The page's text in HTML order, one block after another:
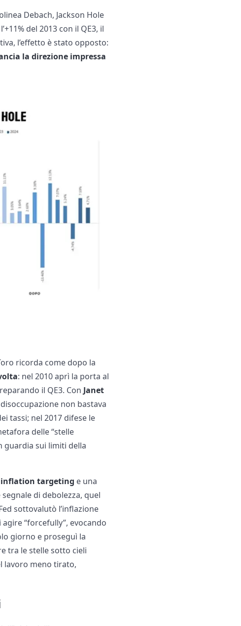
Debach, Jackson Hole
del 2013 con il QE3, il
l’effetto è stato opposto:
la direzione impressa
ricorda come dopo la
: nel 2010 aprì la porta al
il QE3. Con Janet
non bastava
tassi; nel 2017 difese le
delle “stelle
guardia sui limiti della
inflation targeting e una
di debolezza, quel
sottovalutò l’inflazione
“forcefully”, evocando
giorno e proseguì la
tra le stelle sotto cieli
lavoro meno tirato,